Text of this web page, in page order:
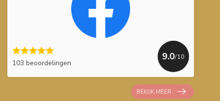
103 beoordelingen
9.0/10
BEKIJK MEER